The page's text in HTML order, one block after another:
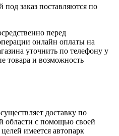
под заказ поставляются по
перед
онлайн оплаты на
уточнить по телефону у
товара и возможность
доставку по
области с помощью своей
имеется автопарк